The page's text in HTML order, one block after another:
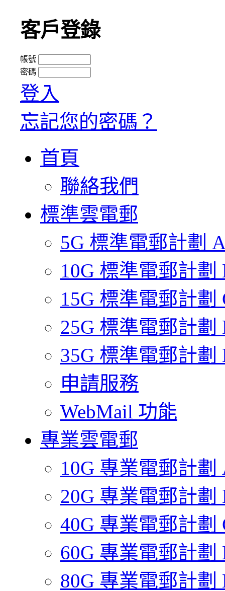
客戶登錄
帳號
密碼
登入
忘記您的密碼？
首頁
聯絡我們
標準雲電郵
5G 標準電郵計劃
10G 標準電郵計劃
15G 標準電郵計劃
25G 標準電郵計劃
35G 標準電郵計劃
申請服務
WebMail 功能
專業雲電郵
10G 專業電郵計劃
20G 專業電郵計劃
40G 專業電郵計劃
60G 專業電郵計劃
80G 專業電郵計劃